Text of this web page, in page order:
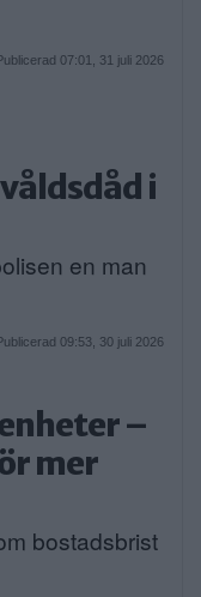
07:01, 31 juli 2026
i
en man
09:53, 30 juli 2026
–
mer
bostadsbrist